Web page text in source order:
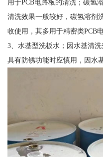
用于PCB电路板的清洗；碳氢
清洗效果一般较好，碳氢溶剂
收使用，其多用于精密类PCB
3、水基型洗板水；因水基清
具有防锈功能时应慎用，因水